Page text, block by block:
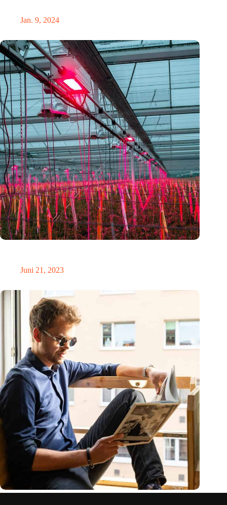
Jan. 9, 2024
Juni 21, 2023
Balcosy: kein Balkon, aber Sitzplätze im Freien